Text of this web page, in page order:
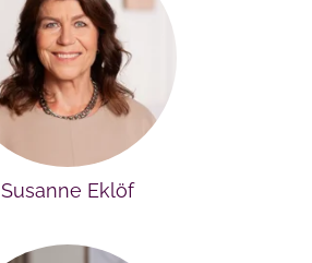
Susanne Eklöf